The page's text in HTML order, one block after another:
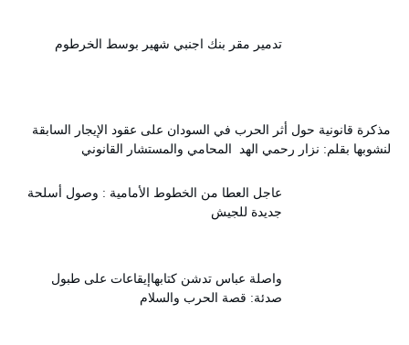
تدمير مقر بنك اجنبي شهير بوسط الخرطوم
مذكرة قانونية حول أثر الحرب في السودان على عقود الإيجار السابقة
لنشوبها بقلم: نزار رحمي الهد المحامي والمستشار القانوني
عاجل العطا من الخطوط الأمامية : وصول أسلحة
جديدة للجيش
واصلة عباس تدشن كتابهاإيقاعات على طبول
صدئة: قصة الحرب والسلام